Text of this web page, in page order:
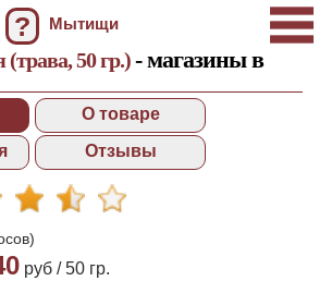
? Мытищи
50 гр.)- магазины в
О товаре
Отзывы
руб /50 гр.